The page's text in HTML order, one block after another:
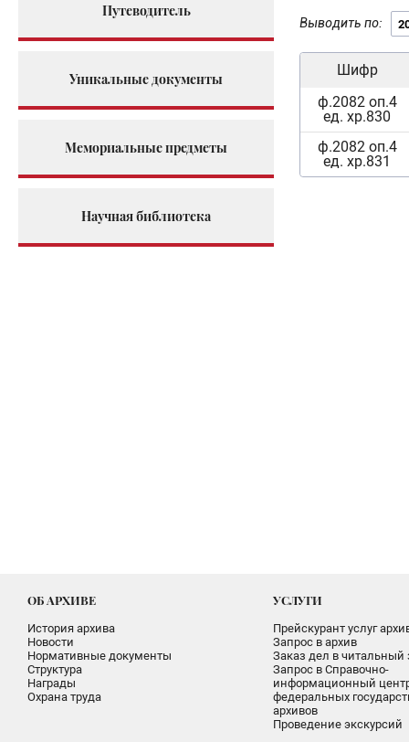
Путеводитель
Уникальные документы
Мемориальные предметы
Научная библиотека
Выводить по:
Шифр
ф.2082 оп.4
ед. хр.830
ф.2082 оп.4
ед. хр.831
ОБ АРХИВЕ
История архива
Новости
Нормативные документы
Структура
Награды
Охрана труда
УСЛУГИ
Прейскурант услуг
Запрос в архив
Заказ дел в читальный
Запрос в Справочно-
информационный
федеральных
архивов
Проведение экскурсий